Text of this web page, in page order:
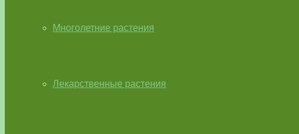
Многолетние растения
Лекарственные растения